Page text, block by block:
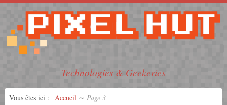
Technologies & Geekeries
Vous êtes ici : Accueil ∼ Page 3